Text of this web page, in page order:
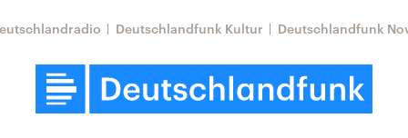
Deutschlandfunk Kultur Deutschlandfunk